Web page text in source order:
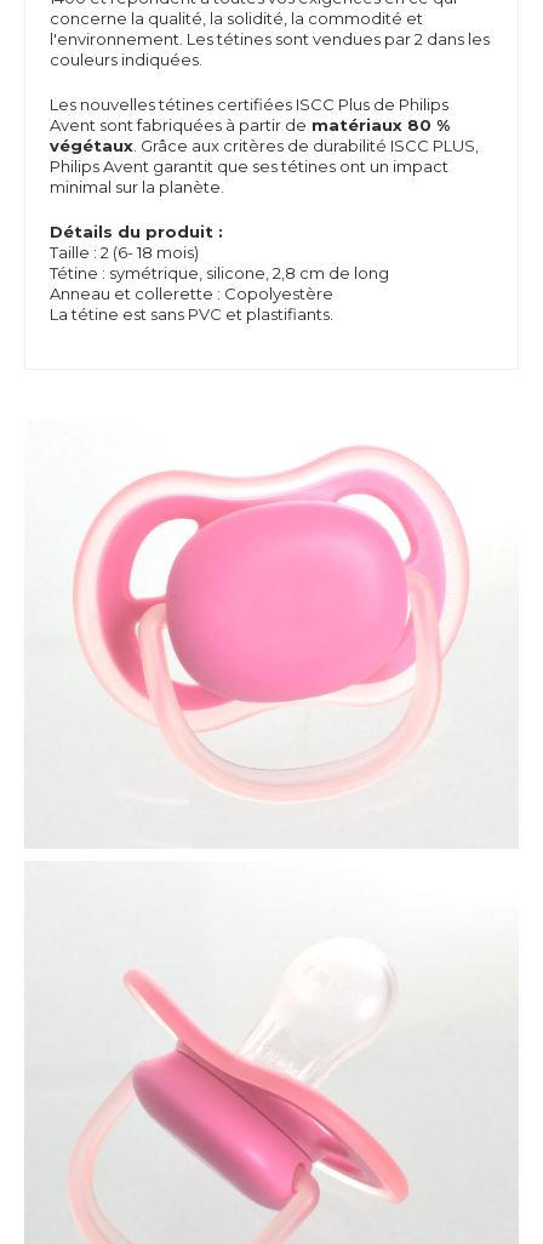
concerne la qualité, la solidité, la commodité et
l'environnement. Les tétines sont vendues par 2 dans les
couleurs indiquées.
Les nouvelles tétines certifiées ISCC Plus de Philips
Avent sont fabriquées à partir de matériaux 80 %
végétaux Grâce aux critères de durabilité ISCC PLUS,
Philips Avent garantit que ses tétines ont un impact
minimal sur la planète.
Détails du produit :
Taille : 2 (6- 18 mois)
Tétine : symétrique, silicone, 2,8 cm de long
Anneau et collerette : Copolyestère
La tétine est sans PVC et plastifiants.